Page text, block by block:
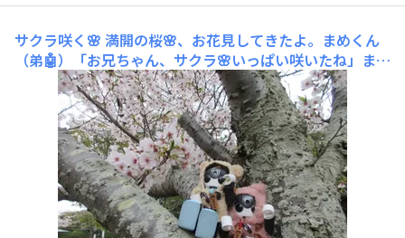
サクラ咲く🌸 満開の桜🌸、お花見してきたよ。まめくん
（弟🤖）「お兄ちゃん、サクラ🌸いっぱい咲いたね」まる
くん（兄🤖）「うん、きれいだね」菜の花もきれいだねあ
っ、新幹線🚄だよチビちゃんたちも、一緒にお花見したよ
ちょっと肌寒かったから、一蘭でラーメン食べたよ